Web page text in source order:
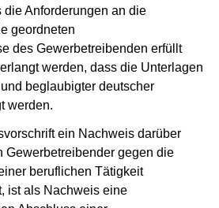
Anforderungen an die
geordneten
des Gewerbetreibenden erfüllt
werden, dass die Unterlagen
beglaubigter deutscher
werden.
ein Nachweis darüber
Gewerbetreibender gegen die
beruflichen Tätigkeit
ist als Nachweis eine